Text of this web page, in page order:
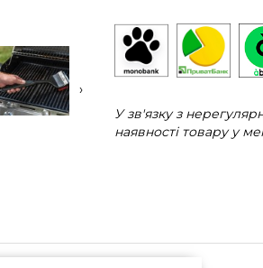
›
У зв'язку з
наявності товару у